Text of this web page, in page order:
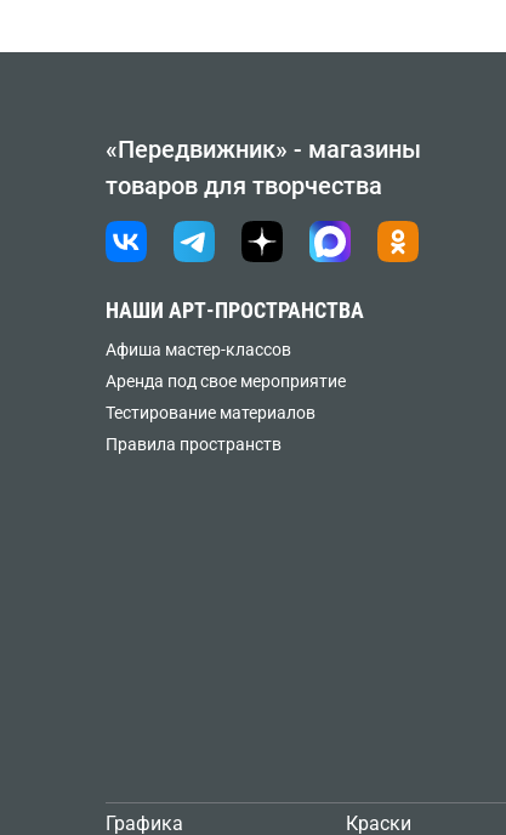
«Передвижник» - магазины
товаров для творчества
НАШИ АРТ-ПРОСТРАНСТВА
Афиша мастер-классов
Аренда под свое мероприятие
Тестирование материалов
Правила пространств
Графика Краски